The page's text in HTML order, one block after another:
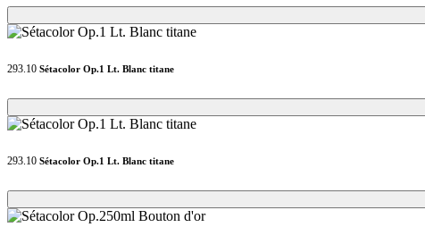
Loading...
Loading...
293.10 Sétacolor Op.1 Lt. Blanc titane
Loading...
Loading...
293.10 Sétacolor Op.1 Lt. Blanc titane
Loading...
Loading...